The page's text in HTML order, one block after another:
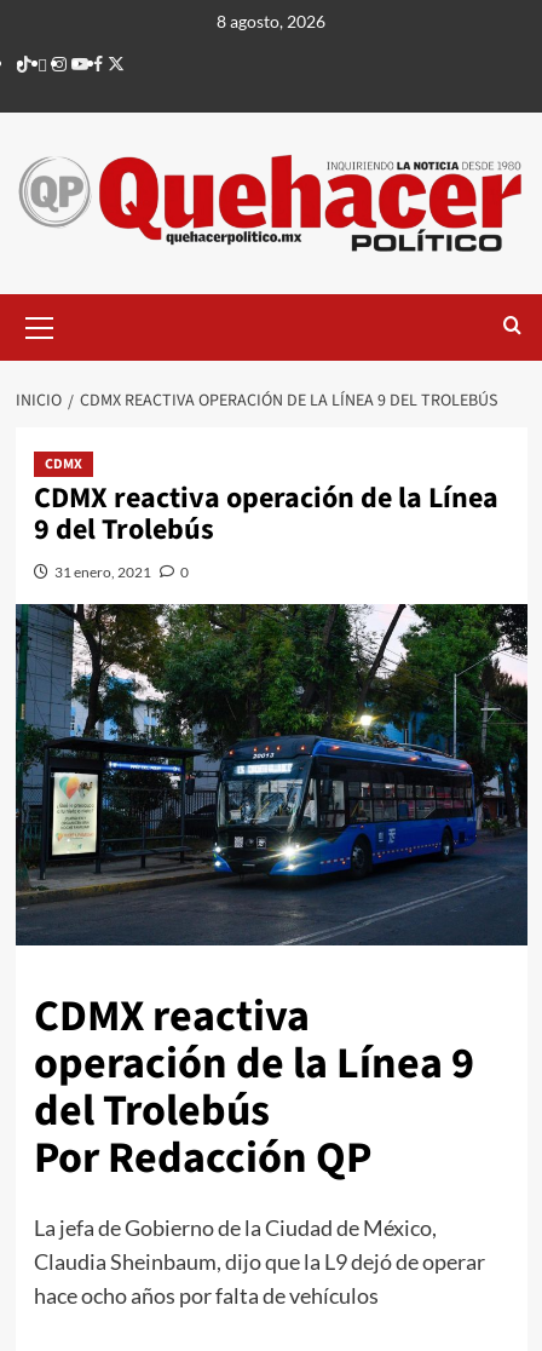
contenido
8 agosto, 2026
TikTok
threads
Instagram
Youtube
Facebook
X
principal
INICIO CDMX REACTIVA OPERACIÓN DE LA LÍNEA 9 DEL TROLEBÚS
CDMX
CDMX reactiva operación de la Línea
9 del Trolebús
31 enero, 2021 0
CDMX reactiva
operación de la Línea 9
del Trolebús
Por Redacción QP
La jefa de Gobierno de la Ciudad de México,
Claudia Sheinbaum, dijo que la L9 dejó de operar
hace ocho años por falta de vehículos